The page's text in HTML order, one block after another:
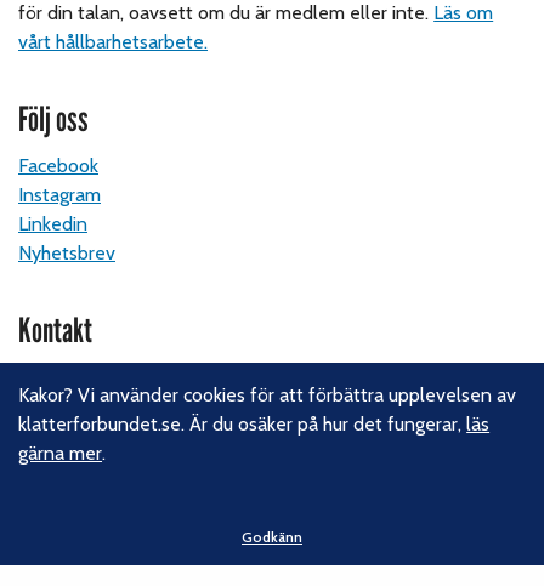
för din talan, oavsett om du är medlem eller inte. Läs om
vårt hållbarhetsarbete.
Följ oss
Facebook
Instagram
Linkedin
Nyhetsbrev
Kontakt
Gotlandsgatan 46
116 65 Stockholm
Kakor? Vi använder cookies för att förbättra upplevelsen av
klatterforbundet.se. Är du osäker på hur det fungerar,läs
gärna mer.
Godkänn